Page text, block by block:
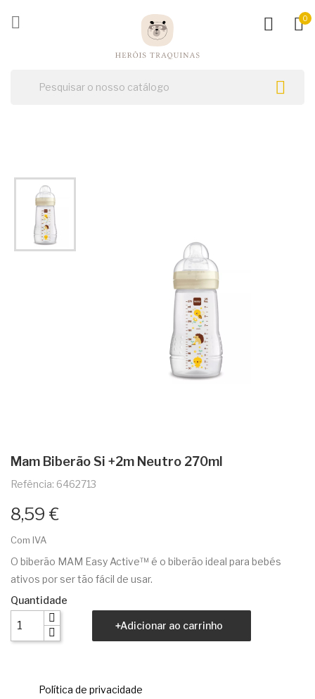
 0
Mam Biberão Si +2m Neutro 270ml
Refência: 6462713
8,59 €
Com IVA
O biberão MAM Easy Active™ é o biberão ideal para bebés
ativos por ser tão fácil de usar.
Quantidade
Adicionar ao carrinho
Política de privacidade